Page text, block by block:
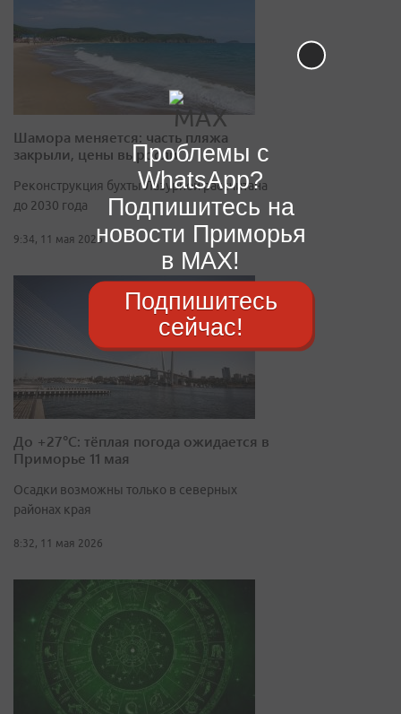
Шамора меняется: часть пляжа
закрыли, цены выросли
Реконструкция бухты Лазурной рассчитана
до 2030 года
9:34, 11 мая 2026
До +27°C: тёплая погода ожидается в
Приморье 11 мая
Осадки возможны только в северных
районах края
8:32, 11 мая 2026
Проблемы с
WhatsApp?
Подпишитесь на
новости Приморья
в MAX!
Подпишитесь
сейчас!